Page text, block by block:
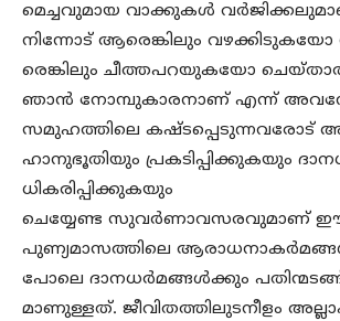
മെച്ചവുമായ വാക്കുകൾ
നിന്നോട് ആരെങ്കിലും വഴക്കിടുകയോ
രെങ്കിലും ചീത്തപറയുകയോ
ഞാൻ നോമ്പുകാരനാണ് എന്ന്
സമുഹത്തിലെ കഷ്ടപ്പെടുന്നവരോട്
ഹാനുഭൂതിയും പ്രകടിപ്പിക്കുകയും
ധികരിപ്പിക്കുകയും
ചെയ്യേണ്ട സുവർണാവസരവുമാണ്
പുണ്യമാസത്തിലെ
പോലെ ദാനധർമങ്ങൾക്കും
മാണുള്ളത്. ജീവിതത്തിലുടനീളം